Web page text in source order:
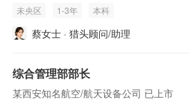
未央区 1-3年 本科
蔡女士 · 猎头顾问/助理
综合管理部部长
某西安知名航空/航天设备公司 已上市